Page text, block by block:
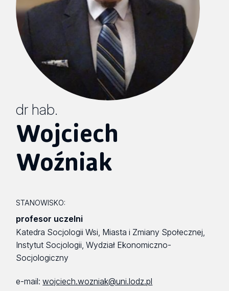
dr hab.
Wojciech
Woźniak
STANOWISKO:
profesor uczelni
Katedra Socjologii Wsi, Miasta i Zmiany Społecznej,
Instytut Socjologii, Wydział Ekonomiczno-
Socjologiczny
e-mail:wojciech.wozniak@uni.lodz.pl